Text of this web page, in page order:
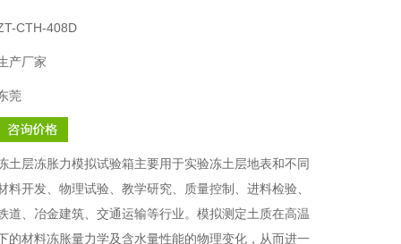
CTH-408D
产厂家
莞
土层冻胀力模拟试验箱主要用于实验冻土层地表和不同
料开发、物理试验、教学研究、质量控制、进料检验、
道、冶金建筑、交通运输等行业。模拟测定土质在高温
的材料冻胀量力学及含水量性能的物理变化，从而进一